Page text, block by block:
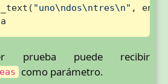
"uno\ndos\ntres\n" ,
prueba puede recibir
como parámetro.